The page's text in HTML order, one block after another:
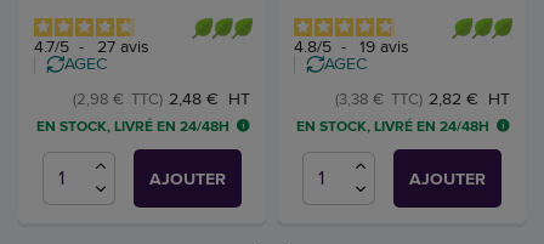
4.7/5 - 27 avis
AGEC
2,48 € HT
(2,98 € TTC)
EN STOCK, LIVRÉ EN 24/48H
AJOUTER
4.8/5 - 19 avis
AGEC
2,82 € HT
(3,38 € TTC)
EN STOCK, LIVRÉ EN 24/48H
AJOUTER